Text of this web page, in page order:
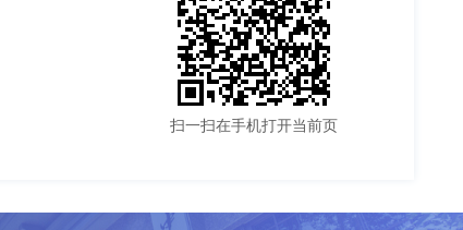
扫一扫在手机打开当前页